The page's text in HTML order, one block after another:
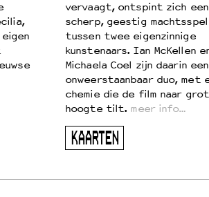
vervaagt, ontspint zich een
scherp, geestig machtsspel
tussen twee eigenzinnige
kunstenaars. Ian McKellen
Michaela Coel zijn daarin een
onweerstaanbaar duo, met
chemie die de film naar
hoogte tilt. meer info…
KAARTEN